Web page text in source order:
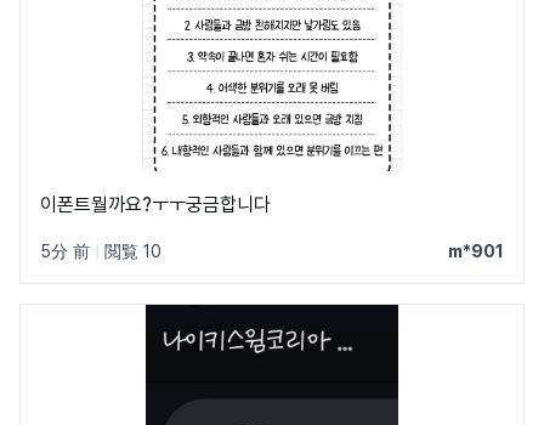
이폰트뭘까요?ㅜㅜ궁금합니다
5分 前 閲覧 10 m*901